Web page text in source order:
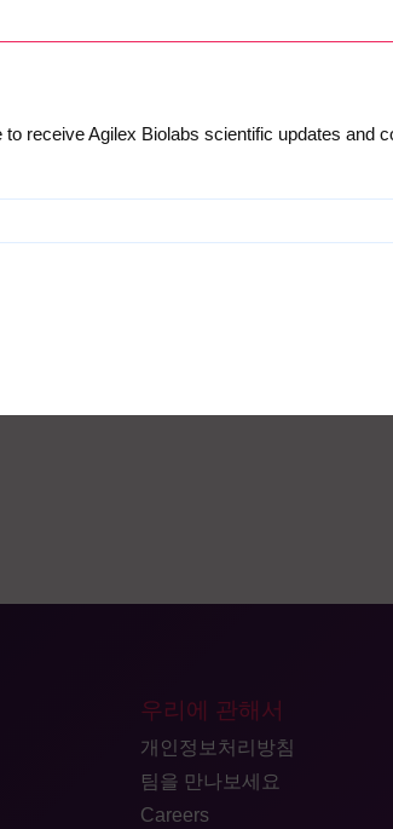
마초를 쉽게 구할 수 있는 반면, 호주에서는 약용
해 잘 모르는 인구를 찾기가 더 어렵습니다. 호
구입니다. 약용 대마초는 여전히 호주 내에서 매
에서 수많은 임상시험을 지원했습니다.
리고뉴클레오타이드, 약물 등에 대한 광범위한
원하기 위해 복잡한 크로마토그래피 LC-MS/MS
자세히 알아보려면 지금 바로 전문가에게 문의
우리에 관해서
개인정보처리방침
팀을 만나보세요
Careers
receive Agilex Biolabs scientific updates and